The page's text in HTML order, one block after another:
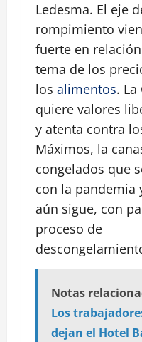
Ledesma. El eje
rompimiento
fuerte en
tema de los
los alimentos. La
quiere valores
y atenta contra
Máximos, la
congelados que
con la pandemia
aún sigue, con
proceso de
Notas
Los
dejan el Hotel